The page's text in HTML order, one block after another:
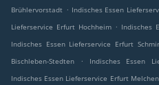
Brühlervorstadt . Indisches Essen
Lieferservice Erfurt Hochheim . Indisches
Indisches Essen Lieferservice Erfurt
Bischleben-Stedten
. Indisches Essen
Indisches Essen Lieferservice Erfurt